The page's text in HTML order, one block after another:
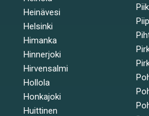
Heinävesi
Helsinki
Himanka
Hinnerjoki
Hirvensalmi
Hollola
Honkajoki
Huittinen